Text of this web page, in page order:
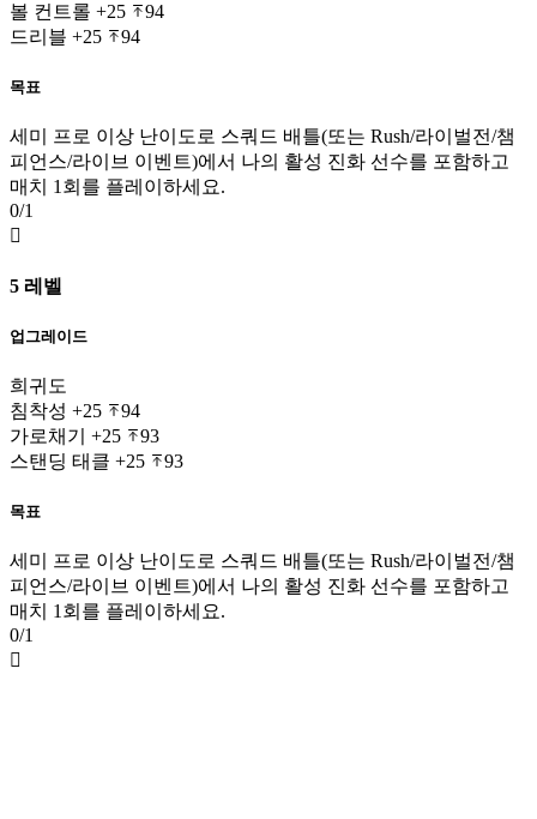
볼 컨트롤 +25
94
드리블 +25 94
목표
세미 프로 이상 난이도로 스쿼드 배틀(또는 Rush/라이벌전/챔
피언스/라이브 이벤트)에서 나의 활성 진화 선수를 포함하고
매치 1회를 플레이하세요.
0/1

5 레벨
업그레이드
희귀도
침착성 +25
94
가로채기
+25
93
스탠딩 태클 +25 93
목표
세미 프로 이상 난이도로 스쿼드 배틀(또는 Rush/라이벌전/챔
피언스/라이브 이벤트)에서 나의 활성 진화 선수를 포함하고
매치 1회를 플레이하세요.
0/1
